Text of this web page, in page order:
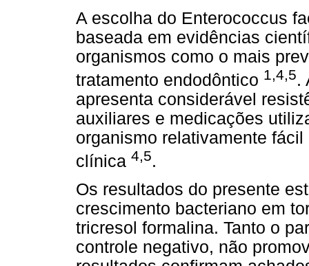
A escolha do Enterococcus
baseada em evidências
organismos como o mais
tratamento endodôntico 1,4,5.
apresenta considerável
auxiliares e medicações
organismo relativamente
clínica 4,5.
Os resultados do presente
crescimento bacteriano em
tricresol formalina. Tanto o
controle negativo, não